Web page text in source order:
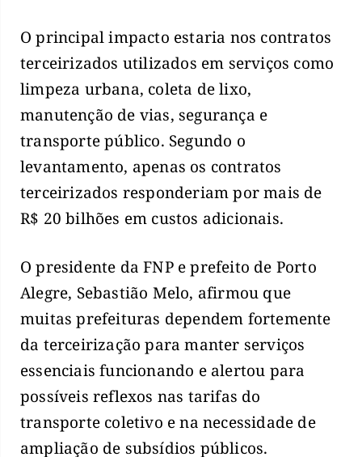
O principal impacto estaria nos contratos
terceirizados utilizados em serviços como
limpeza urbana, coleta de lixo,
manutenção de vias, segurança e
transporte público. Segundo o
levantamento, apenas os contratos
terceirizados responderiam por mais de
R$ 20 bilhões em custos adicionais.
O presidente da FNP e prefeito de Porto
Alegre, Sebastião Melo, afirmou que
muitas prefeituras dependem fortemente
da terceirização para manter serviços
essenciais funcionando e alertou para
possíveis reflexos nas tarifas do
transporte coletivo e na necessidade de
ampliação de subsídios públicos.